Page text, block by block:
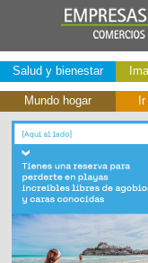
Salud y bienestar
Mundo hogar